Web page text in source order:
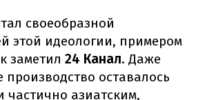
своеобразной
этой идеологии, примером
заметил 24 Канал. Даже
производство оставалось
частично азиатским,